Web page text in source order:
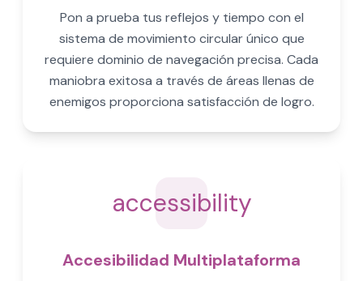
Pon a prueba tus reflejos y tiempo con el
sistema de movimiento circular único que
requiere dominio de navegación precisa. Cada
maniobra exitosa a través de áreas llenas de
enemigos proporciona satisfacción de logro.
accessibility
Accesibilidad Multiplataforma